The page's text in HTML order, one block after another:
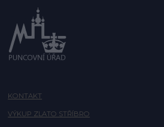
KONTAKT
VÝKUP ZLATO STŘÍBRO